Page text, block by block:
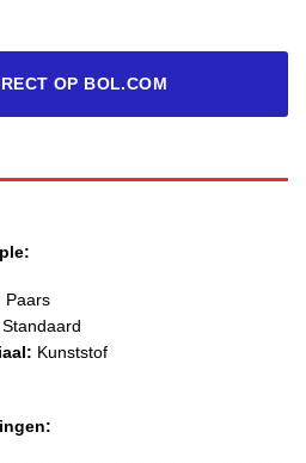
OP BOL.COM
Paars
Standaard
Kunststof